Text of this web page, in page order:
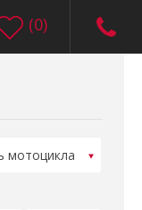
(0)